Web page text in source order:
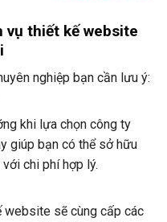
vụ thiết kế website
nghiệp bạn cần lưu ý:
khi lựa chọn công ty
giúp bạn có thể sở hữu
chi phí hợp lý.
website sẽ cùng cấp các